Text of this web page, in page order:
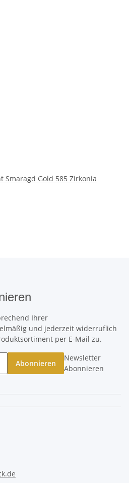
Smaragd Gold 585 Zirkonia
Ihrer
und jederzeit widerruflich
per E-Mail zu.
Abonnieren
Newsletter
Abonnieren